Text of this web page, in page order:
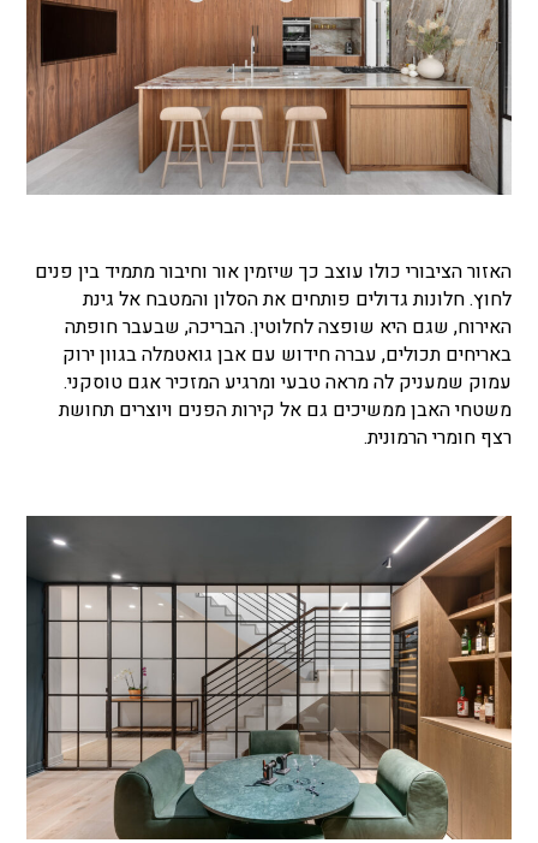
האזור הציבורי כולו עוצב כך שיזמין אור וחיבור מתמיד בין פנים
לחוץ. חלונות גדולים פותחים את הסלון והמטבח אל גינת
האירוח, שגם היא שופצה לחלוטין. הבריכה, שבעבר חופתה
באריחים תכולים, עברה חידוש עם אבן גואטמלה בגוון ירוק
עמוק שמעניק לה מראה טבעי ומרגיע המזכיר אגם טוסקני.
משטחי האבן ממשיכים גם אל קירות הפנים ויוצרים תחושת
רצף חומרי הרמונית.